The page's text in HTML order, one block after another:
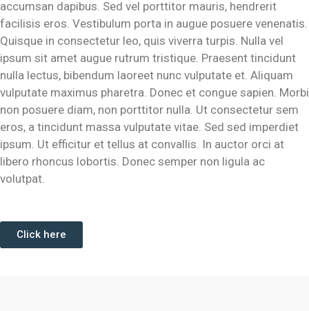
accumsan dapibus. Sed vel porttitor mauris, hendrerit
facilisis eros. Vestibulum porta in augue posuere venenatis.
Quisque in consectetur leo, quis viverra turpis. Nulla vel
ipsum sit amet augue rutrum tristique. Praesent tincidunt
nulla lectus, bibendum laoreet nunc vulputate et. Aliquam
vulputate maximus pharetra. Donec et congue sapien. Morbi
non posuere diam, non porttitor nulla. Ut consectetur sem
eros, a tincidunt massa vulputate vitae. Sed sed imperdiet
ipsum. Ut efficitur et tellus at convallis. In auctor orci at
libero rhoncus lobortis. Donec semper non ligula ac
volutpat.
Click here